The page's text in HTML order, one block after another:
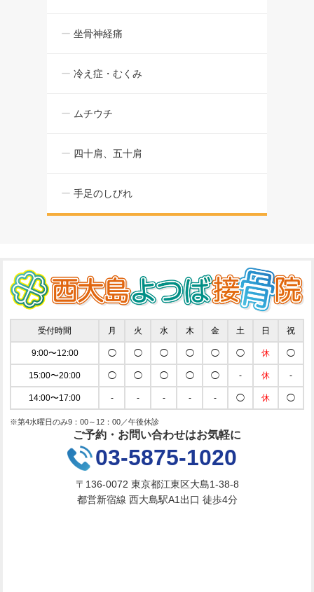
坐骨神経痛
冷え症・むくみ
ムチウチ
四十肩、五十肩
手足のしびれ
受付時間 月 火 水 木 金 土 日 祝
9:00〜12:00 ◯ ◯ ◯ ◯ ◯ ◯ 休 ◯
15:00〜20:00 ◯ ◯ ◯ ◯ ◯ - 休 -
14:00〜17:00 - - - - - ◯ 休 ◯
※第4水曜日のみ9：00～12：00／午後休診
ご予約・お問い合わせはお気軽に
03-5875-1020
〒136-0072 東京都江東区大島1-38-8
都営新宿線 西大島駅A1出口 徒歩4分